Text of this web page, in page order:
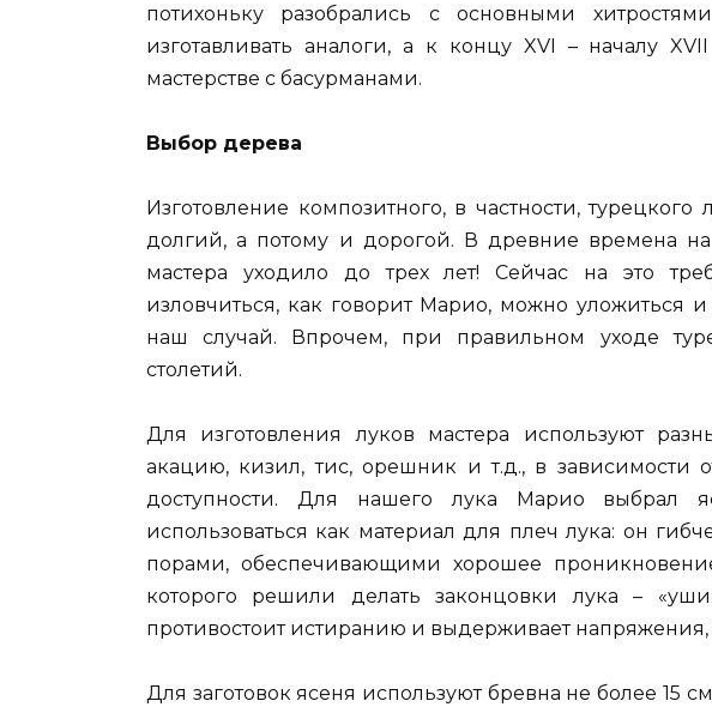
потихоньку разобрались с основными
изготавливать аналоги, а к концу XVI – началу
мастерстве с басурманами.
Выбор дерева
Изготовление композитного, в частности,
долгий, а потому и дорогой. В древние времена на
мастера уходило до трех лет! Сейчас на это
изловчиться, как говорит Марио, можно уложиться
наш случай. Впрочем, при правильном уходе
столетий.
Для изготовления луков мастера используют
акацию, кизил, тис, орешник и т.д., в зависимости
доступности. Для нашего лука Марио выбрал
использоваться как материал для плеч лука: он
порами, обеспечивающими хорошее
которого решили делать законцовки лука –
противостоит истиранию и выдерживает
Для заготовок ясеня используют бревна не более 15